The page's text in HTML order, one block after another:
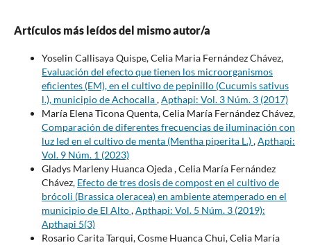
Artículos más leídos del mismo autor/a
Yoselin Callisaya Quispe, Celia Maria Fernández Chávez,
Evaluación del efecto que tienen los microorganismos
eficientes (EM), en el cultivo de pepinillo (Cucumis sativus
l.), municipio de Achocalla,Apthapi: Vol. 3 Núm. 3 (2017)
María Elena Ticona Quenta, Celia María Fernández Chávez,
Comparación de diferentes frecuencias de iluminación con
luz led en el cultivo de menta (Mentha piperita L.),Apthapi:
Vol. 9 Núm. 1 (2023)
Gladys Marleny Huanca Ojeda , Celia María Fernández
Chávez, Efecto de tres dosis de compost en el cultivo de
brócoli (Brassica oleracea) en ambiente atemperado en el
municipio de El Alto,Apthapi: Vol. 5 Núm. 3 (2019):
Apthapi 5(3)
Rosario Carita Tarqui, Cosme Huanca Chui, Celia María